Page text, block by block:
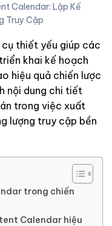
Calendar: Lập Kế
Truy Cập
thiết yếu giúp các
khai kế hoạch
hiệu quả chiến lược
nội dung chi tiết
trong việc xuất
lượng truy cập bền
trong chiến
Calendar hiệu